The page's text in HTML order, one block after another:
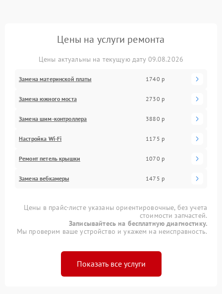
Цены на услуги ремонта
Цены актуальны на текущую дату 09.08.2026
Замена материнской платы 1740 р
Замена южного моста 2730 р
Замена шим-контроллера 3880 р
Настройка Wi-Fi 1175 р
Ремонт петель крышки 1070 р
Замена вебкамеры 1475 р
Цены в прайс-листе указаны ориентировочные, без учета
стоимости запчастей.
Записывайтесь на бесплатную диагностику.
Мы проверим ваше устройство и укажем на неисправность.
Показать все услуги